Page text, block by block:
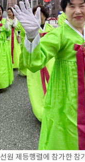
제등행렬에 참가한 참